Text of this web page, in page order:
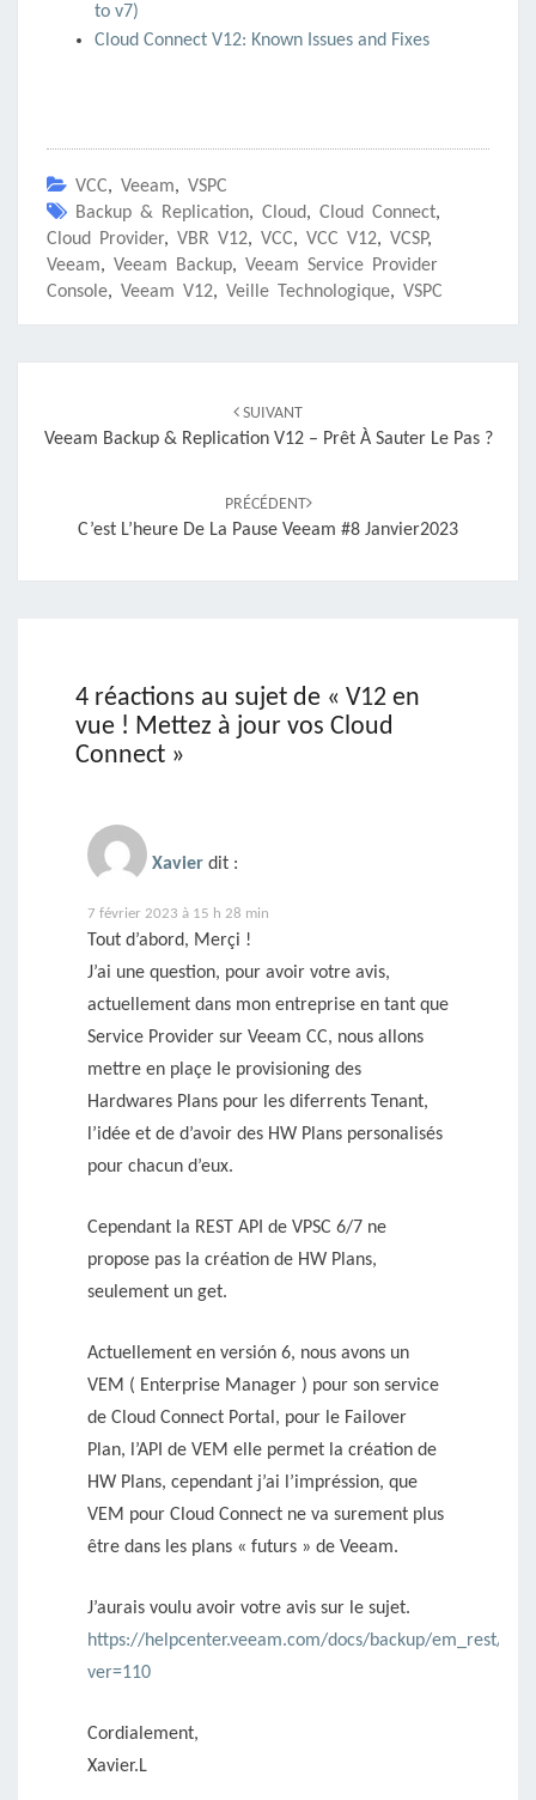
to v7)
Cloud Connect V12: Known Issues and Fixes
VCC, Veeam, VSPC
Backup & Replication, Cloud, Cloud Connect,
Cloud Provider, VBR V12, VCC, VCC V12, VCSP,
Veeam, Veeam Backup, Veeam Service Provider
Console, Veeam V12, Veille Technologique, VSPC
SUIVANT
Veeam Backup & Replication V12 – Prêt À Sauter Le Pas ?
PRÉCÉDENT
C’est L’heure De La Pause Veeam #8 Janvier2023
4 réactions au sujet de « V12 en
vue ! Mettez à jour vos Cloud
Connect »
Xavier dit :
7 février 2023 à 15 h 28 min
Tout d’abord, Merçi !
J’ai une question, pour avoir votre avis,
actuellement dans mon entreprise en tant que
Service Provider sur Veeam CC, nous allons
mettre en plaçe le provisioning des
Hardwares Plans pour les diferrents Tenant,
l’idée et de d’avoir des HW Plans personalisés
pour chacun d’eux.
Cependant la REST API de VPSC 6/7 ne
propose pas la création de HW Plans,
seulement un get.
Actuellement en versión 6, nous avons un
VEM ( Enterprise Manager ) pour son service
de Cloud Connect Portal, pour le Failover
Plan, l’API de VEM elle permet la création de
HW Plans, cependant j’ai l’impréssion, que
VEM pour Cloud Connect ne va surement plus
être dans les plans « futurs » de Veeam.
J’aurais voulu avoir votre avis sur le sujet.
https://helpcenter.veeam.com/docs/backup/em_rest/
ver=110
Cordialement,
Xavier.L